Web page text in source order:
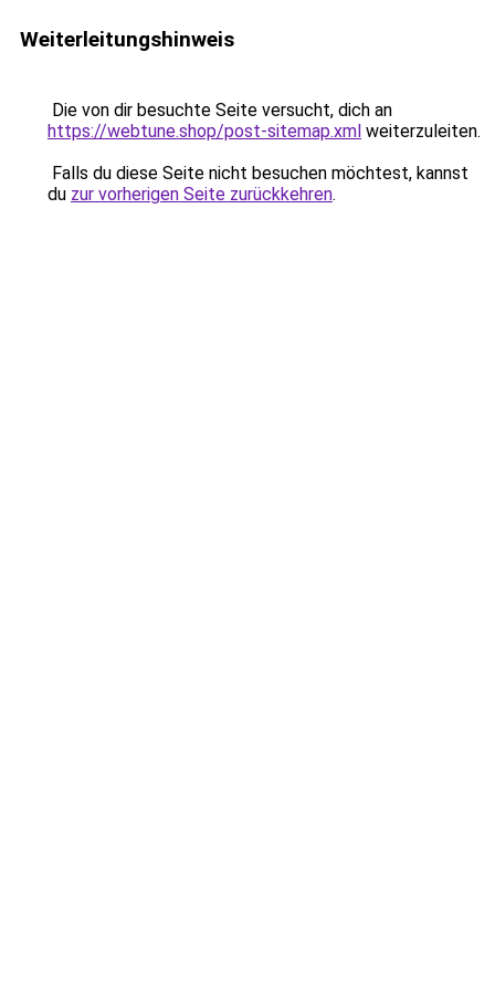
Weiterleitungshinweis
Die von dir besuchte Seite versucht, dich an
https://webtune.shop/post-sitemap.xml weiterzuleiten.
Falls du diese Seite nicht besuchen möchtest, kannst
du zur vorherigen Seite zurückkehren.